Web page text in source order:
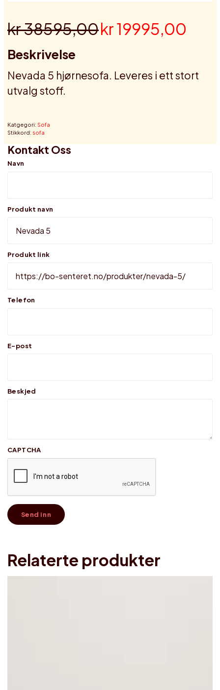
kr 38595,00kr 19995,00
Beskrivelse
Nevada 5 hjørnesofa. Leveres i ett stort
utvalg stoff.
Katgegori: Sofa
Stikkord: sofa
Kontakt Oss
Navn
Produkt navn
Produkt link
Telefon
E-post
Beskjed
CAPTCHA
Relaterte produkter